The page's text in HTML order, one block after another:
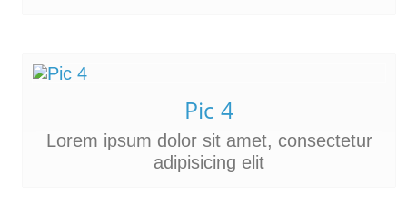
Pic 4
Lorem ipsum dolor sit amet, consectetur
adipisicing elit